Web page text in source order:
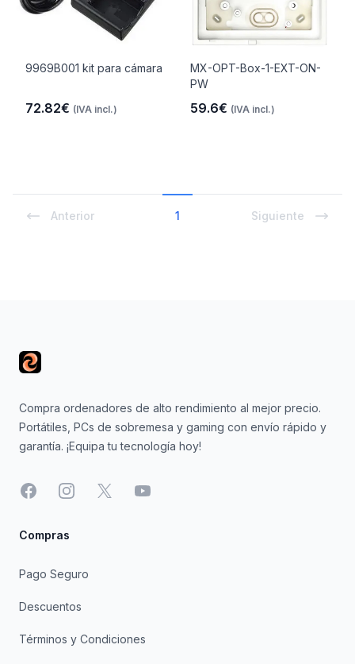
9969B001 kit para cámara
72.82€ (IVA incl.)
MX-OPT-Box-1-EXT-ON-
PW
59.6€ (IVA incl.)
Anterior 1 Siguiente
Compra ordenadores de alto rendimiento al mejor precio.
Portátiles, PCs de sobremesa y gaming con envío rápido y
garantía. ¡Equipa tu tecnología hoy!
FacebookInstagram
X YouTube
Compras
Pago Seguro
Descuentos
Términos y Condiciones